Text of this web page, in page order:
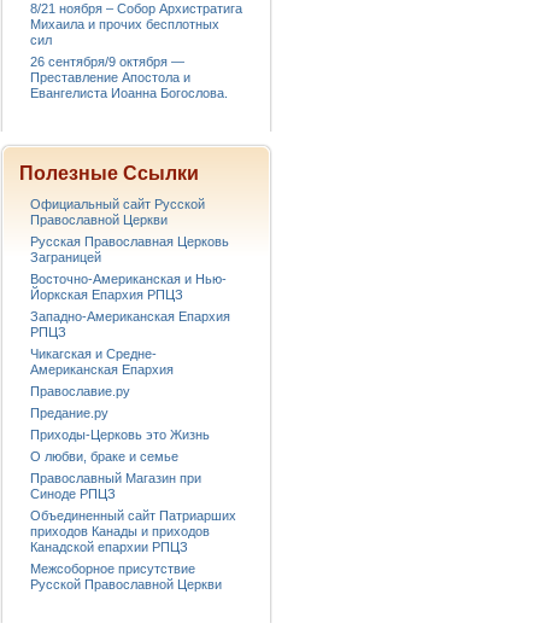
8/21 ноября – Собор Архистратига
Михаила и прочих бесплотных
сил
26 сентября/9 октября —
Преставление Апостола и
Евангелиста Иоанна Богослова.
Полезные Ссылки
Официальный сайт Русской
Православной Церкви
Русская Православная Церковь
Заграницей
Восточно-Американская и Нью-
Йоркская Епархия РПЦЗ
Западно-Американская Епархия
РПЦЗ
Чикагская и Средне-
Американская Епархия
Православие.ру
Предание.ру
Приходы-Церковь это Жизнь
О любви, браке и семье
Православный Магазин при
Синоде РПЦЗ
Объединенный сайт Патриарших
приходов Канады и приходов
Канадской епархии РПЦЗ
Межсоборное присутствие
Русской Православной Церкви